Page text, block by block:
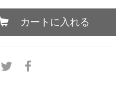
カートに入れる